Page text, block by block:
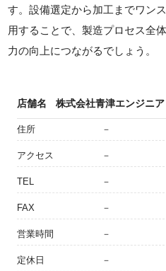
す。設備選定から加工までワン
用することで、製造プロセス全
力の向上につながるでしょう。
店舗名 株式会社青津エンジニ
住所 －
アクセス －
TEL －
FAX －
営業時間 －
定休日 －